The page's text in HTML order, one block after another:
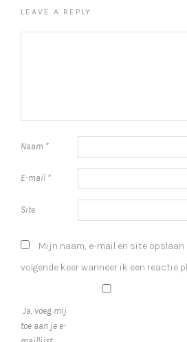
LEAVE A REPLY
Naam *
E-mail *
Site
Mijn naam, e-mail en site opslaan
volgende keer wanneer ik een reactie
Ja, voeg mij
toe aan je e-